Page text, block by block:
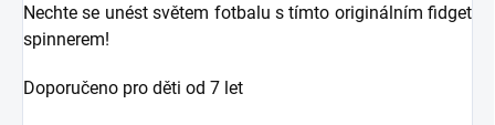
Nechte se unést světem fotbalu s tímto originálním fidget
spinnerem!
Doporučeno pro děti od 7 let